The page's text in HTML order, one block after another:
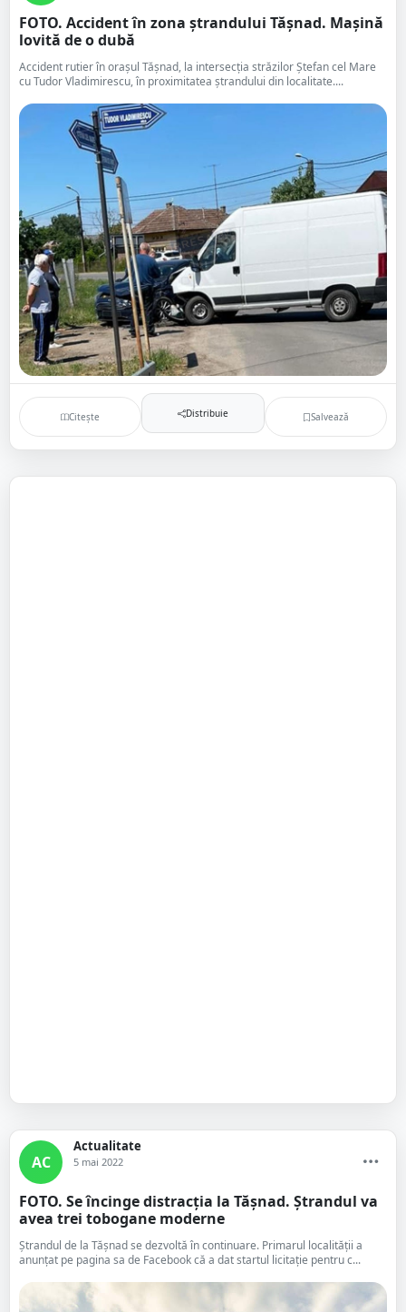
FOTO. Accident în zona ștrandului Tășnad. Mașină
lovită de o dubă
Accident rutier în orașul Tășnad, la intersecția străzilor Ștefan cel Mare
cu Tudor Vladimirescu, în proximitatea ștrandului din localitate....
Citește Distribuie Salvează
AC
Actualitate
5 mai 2022
FOTO. Se încinge distracția la Tășnad. Ștrandul va
avea trei tobogane moderne
Ștrandul de la Tășnad se dezvoltă în continuare. Primarul localității a
anunțat pe pagina sa de Facebook că a dat startul licitație pentru c...